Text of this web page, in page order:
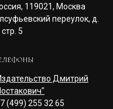
119021, Москва
переулок, д.
стр. 5
Дмитрий
(499) 255 32 65